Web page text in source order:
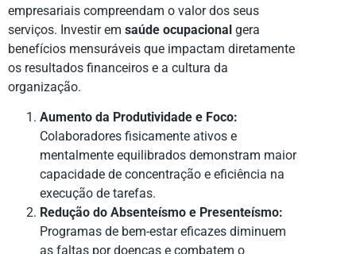
empresariais compreendam o valor dos seus
serviços. Investir em saúde ocupacional gera
benefícios mensuráveis que impactam diretamente
os resultados financeiros e a cultura da
organização.
Aumento da Produtividade e Foco:
Colaboradores fisicamente ativos e
mentalmente equilibrados demonstram maior
capacidade de concentração e eficiência na
execução de tarefas.
Redução do Absenteísmo e Presenteísmo:
Programas de bem-estar eficazes diminuem
as faltas por doenças e combatem o